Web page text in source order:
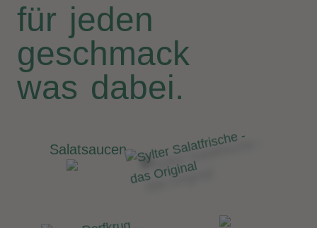
für jeden
geschmack
was dabei.
Salatsaucen